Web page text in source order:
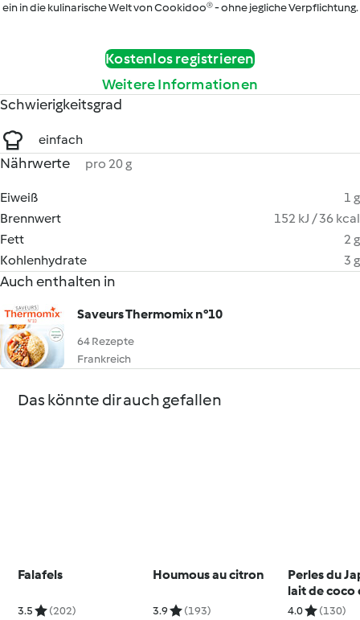
ein in die kulinarische Welt von Cookidoo® - ohne jegliche Verpflichtung.
Kostenlos registrieren
Weitere Informationen
Schwierigkeitsgrad
einfach
Nährwerte pro 20 g
Eiweiß
1 g
Brennwert
152 kJ / 36 kcal
Fett
2 g
Kohlenhydrate
3 g
Auch enthalten in
Saveurs Thermomix n°10
64 Rezepte
Frankreich
Das könnte dir auch gefallen
Falafels
3.5 (202)
Houmous au citron
3.9 (193)
Perles du
lait de coco
mangue
4.0 (130)